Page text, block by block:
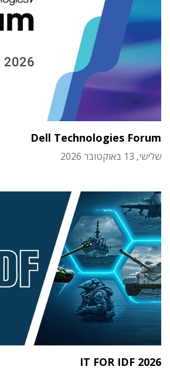
Dell Technologies Forum
שלישי, 13 באוקטובר 2026
IT FOR IDF 2026